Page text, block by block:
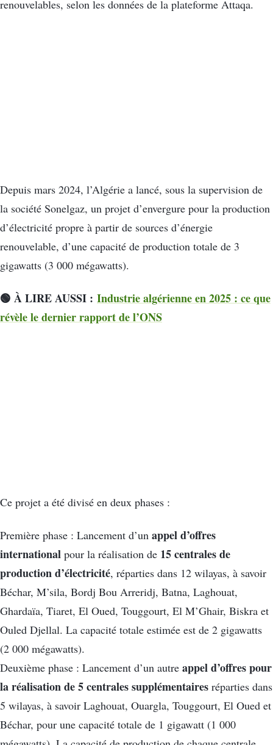
renouvelables, selon les données de la plateforme Attaqa.
Depuis mars 2024, l’Algérie a lancé, sous la supervision de
la société Sonelgaz, un projet d’envergure pour la production
d’électricité propre à partir de sources d’énergie
renouvelable, d’une capacité de production totale de 3
gigawatts (3 000 mégawatts).
🟢 À LIRE AUSSI : Industrie algérienne en 2025 : ce que
révèle le dernier rapport de l’ONS
Ce projet a été divisé en deux phases :
Première phase : Lancement d’un appel d’offres
international pour la réalisation de 15 centrales de
production d’électricité, réparties dans 12 wilayas, à savoir
Béchar, M’sila, Bordj Bou Arreridj, Batna, Laghouat,
Ghardaïa, Tiaret, El Oued, Touggourt, El M’Ghair, Biskra et
Ouled Djellal. La capacité totale estimée est de 2 gigawatts
(2 000 mégawatts).
Deuxième phase : Lancement d’un autre appel d’offres pour
la réalisation de 5 centrales supplémentaires réparties dans
5 wilayas, à savoir Laghouat, Ouargla, Touggourt, El Oued et
Béchar, pour une capacité totale de 1 gigawatt (1 000